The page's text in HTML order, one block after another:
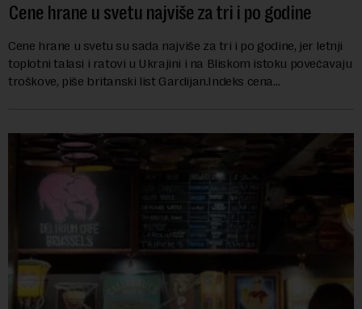
Cene hrane u svetu najviše za tri i po godine
Cene hrane u svetu su sada najviše za tri i po godine, jer letnji
toplotni talasi i ratovi u Ukrajini i na Bliskom istoku povećavaju
troškove, piše britanski list Gardijan.Indeks cena